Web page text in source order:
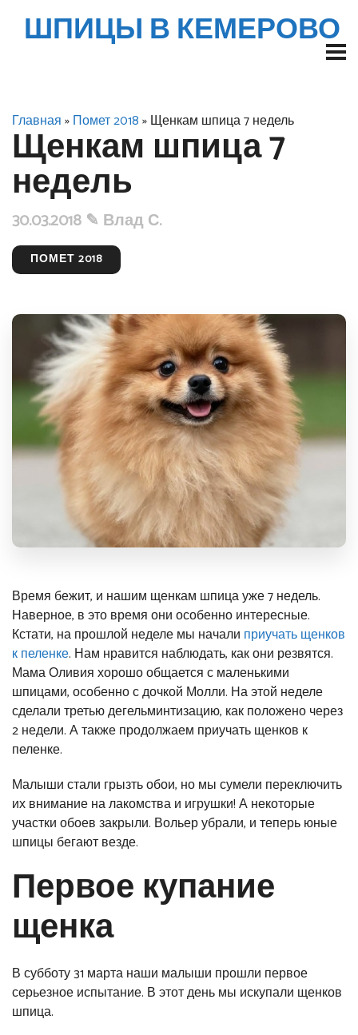
ШПИЦЫ В КЕМЕРОВО
Главная»Помет 2018» Щенкам шпица 7 недель
Щенкам шпица 7
недель
30.03.2018 ✎ Влад С.
ПОМЕТ 2018
Время бежит, и нашим щенкам шпица уже 7 недель.
Наверное, в это время они особенно интересные.
Кстати, напрошлой неделе мы начали приучать щенков
к пеленке. Нам нравится наблюдать, как они резвятся.
Мама Оливия хорошо общается с маленькими
шпицами, особенно с дочкой Молли. На этой неделе
сделали третью дегельминтизацию, как положено через
2 недели. А также продолжаем приучать щенков к
пеленке.
Малыши стали грызть обои, но мы сумели переключить
их внимание на лакомства и игрушки! А некоторые
участки обоев закрыли. Вольер убрали, и теперь юные
шпицы бегают везде.
Первое купание
щенка
В субботу 31 марта наши малыши прошли первое
серьезное испытание. В этот день мы искупали щенков
шпица.